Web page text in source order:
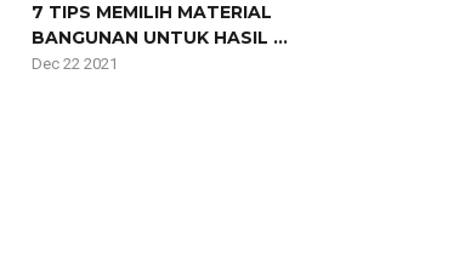
7 TIPS MEMILIH MATERIAL
BANGUNAN UNTUK HASIL ...
Dec 22 2021